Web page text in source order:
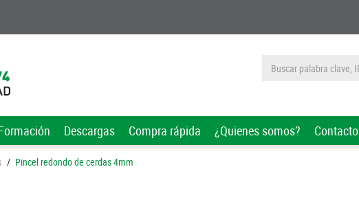
Descargas Compra rápida ¿Quienes somos? Contacto
/ Pincel redondo de cerdas 4mm